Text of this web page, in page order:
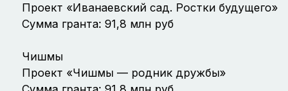
Проект «Иванаевский сад. Ростки будущего»
Сумма гранта: 91,8 млн руб
Чишмы
Проект «Чишмы — родник дружбы»